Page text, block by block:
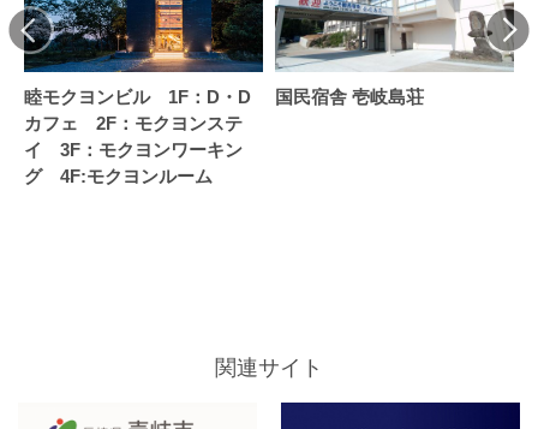
睦モクヨンビル 1F：D・D
カフェ 2F：モクヨンステ
イ 3F：モクヨンワーキン
グ 4F:モクヨンルーム
国民宿舎 壱岐島荘
関連サイト